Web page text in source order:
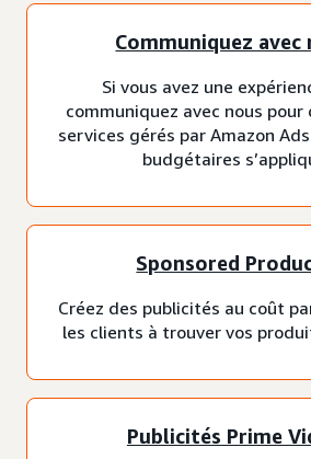
Communiquez avec
Si vous avez une
communiquez avec nous
services gérés par Amazon
budgétaires
Sponsored
Créez des publicités au coût
les clients à trouver vos
Publicités Prime